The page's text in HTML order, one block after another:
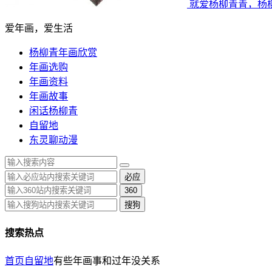
就爱杨柳青青，杨
爱年画，爱生活
杨柳青年画欣赏
年画选购
年画资料
年画故事
闲话杨柳青
自留地
东灵聊动漫
必应
360
搜狗
搜索热点
首页自留地有些年画事和过年没关系